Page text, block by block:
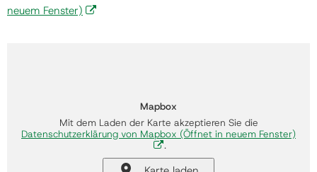
neuem Fenster)
Mapbox
Mit dem Laden der Karte akzeptieren Sie die
Datenschutzerklärung von Mapbox (Öffnet in neuem Fenster)
.